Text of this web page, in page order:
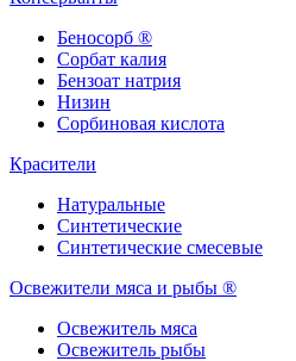
Беносорб ®
Сорбат калия
Бензоат натрия
Низин
Сорбиновая кислота
Красители
Натуральные
Синтетические
Синтетические смесевые
Освежители мяса и рыбы ®
Освежитель мяса
Освежитель рыбы